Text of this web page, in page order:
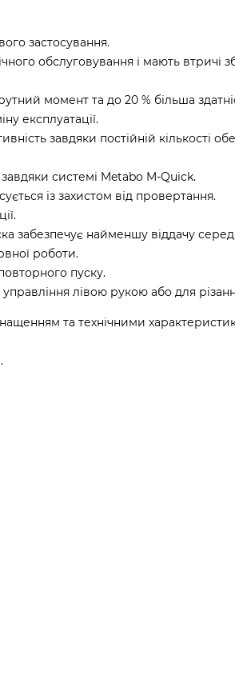
застосування.
обслуговування і мають втричі
момент та до 20 % більша
експлуатації.
завдяки постійній кількості
системі Metabo M-Quick.
із захистом від провертання.
забезпечує найменшу віддачу серед
роботи.
пуску.
лівою рукою або для
та технічними